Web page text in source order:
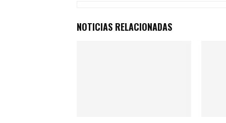
b
o
s
A
er
NOTICIAS RELACIONADAS